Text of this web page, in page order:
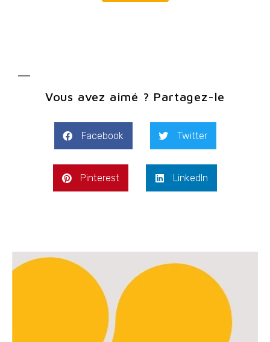
Vous avez aimé ? Partagez-le
Facebook Twitter
Pinterest LinkedIn